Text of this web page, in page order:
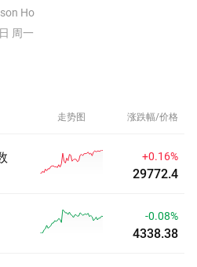
重启，原油价格大跌8%
Ho
周一
走势图 涨跌幅/价格
+0.16%
29772.2
-0.07%
4338.46